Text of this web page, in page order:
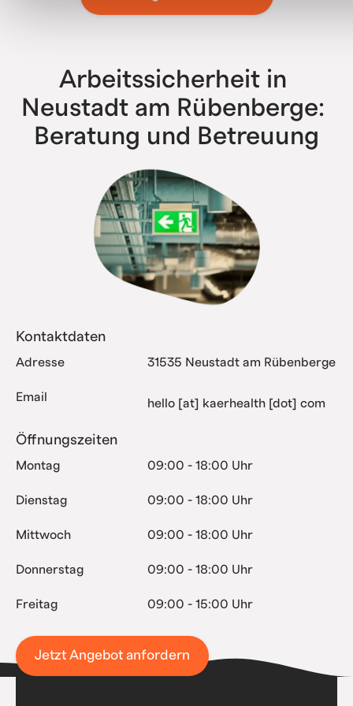
bis zu Konzernen mit über 500 Niederlassungen – wir
Arbeitssicherheit in
Neustadt am Rübenberge:
Beratung und Betreuung
Kontaktdaten
Adresse 31535 Neustadt am Rübenberge
Email hello [at] kaerhealth [dot] com
Öffnungszeiten
Montag 09:00 - 18:00 Uhr
Dienstag 09:00 - 18:00 Uhr
Mittwoch 09:00 - 18:00 Uhr
Donnerstag 09:00 - 18:00 Uhr
Freitag 09:00 - 15:00 Uhr
Jetzt Angebot anfordern